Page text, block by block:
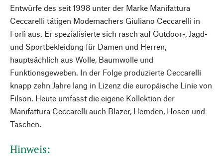
Entwürfe des seit 1998 unter der Marke Manifattura
Ceccarelli tätigen Modemachers Giuliano Ceccarelli in
Forlì aus. Er spezialisierte sich rasch auf Outdoor-, Jagd-
und Sportbekleidung für Damen und Herren,
hauptsächlich aus Wolle, Baumwolle und
Funktionsgeweben. In der Folge produzierte Ceccarelli
knapp zehn Jahre lang in Lizenz die europäische Linie von
Filson. Heute umfasst die eigene Kollektion der
Manifattura Ceccarelli auch Blazer, Hemden, Hosen und
Taschen.
Hinweis: